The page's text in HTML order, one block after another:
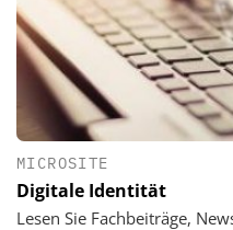
MICROSITE
Digitale Identität
Lesen Sie Fachbeiträge,